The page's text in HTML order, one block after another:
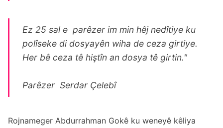
Ez 25 sal e parêzer im min hêj nedîtiye ku
polîseke di dosyayên wiha de ceza girtiye.
Her bê ceza tê hiştîn an dosya tê girtin."
Parêzer Serdar Çelebî
Rojnameger Abdurrahman Gokê ku weneyê kêliya